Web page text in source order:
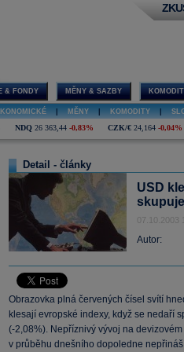
& FONDY MĚNY & SAZBY
MĚNY KOMODITY
NDQ 26 363,44 -0,83% CZK/€ 24,164 -0,04%
Detail - články
USD
07.10.2003
Autor:
Obrazovka plná červených čísel svítí
klesají evropské indexy, když se nedaří
(-2,08%). Nepříznivý vývoj na
v průběhu dnešního dopoledne